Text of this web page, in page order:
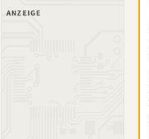
ANZEIGE